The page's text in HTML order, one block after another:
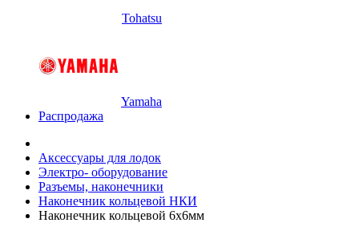
Tohatsu
Yamaha
Распродажа
Аксессуары для лодок
Электро- оборудование
Разъемы, наконечники
Наконечник кольцевой НКИ
Наконечник кольцевой 6х6мм